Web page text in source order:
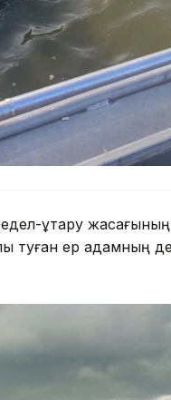
құтқару жасағының
туған ер адамның